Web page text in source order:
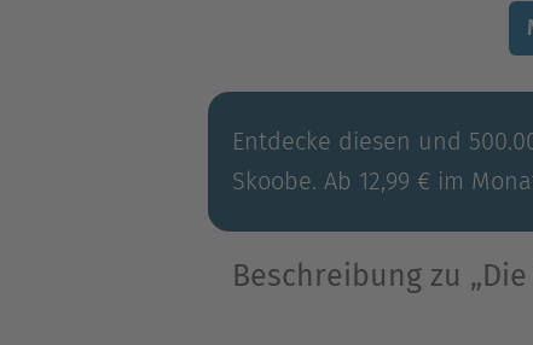
Entdecke diesen und
Skoobe. Ab 12,99 € im
Beschreibung zu